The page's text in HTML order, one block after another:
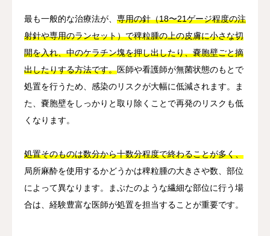
最も一般的な治療法が、 専用の針（18〜21ゲージ程度の注
射針や専用のランセット）で稗粒腫の上の皮膚に小さな切
開を入れ、中のケラチン塊を押し出したり、嚢胞壁ごと摘
出したりする方法です。医師や看護師が無菌状態のもとで
処置を行うため、感染のリスクが大幅に低減されます。ま
た、嚢胞壁をしっかりと取り除くことで再発のリスクも低
くなります。
処置そのものは数分から十数分程度で終わることが多く、
局所麻酔を使用するかどうかは稗粒腫の大きさや数、部位
によって異なります。まぶたのような繊細な部位に行う場
合は、経験豊富な医師が処置を担当することが重要です。